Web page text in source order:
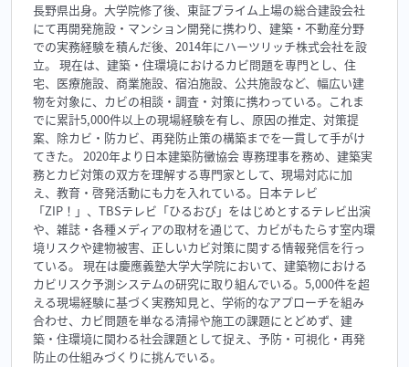
長野県出身。大学院修了後、東証プライム上場の総合建設会社
にて再開発施設・マンション開発に携わり、建築・不動産分野
での実務経験を積んだ後、2014年にハーツリッチ株式会社を設
立。 現在は、建築・住環境におけるカビ問題を専門とし、住
宅、医療施設、商業施設、宿泊施設、公共施設など、幅広い建
物を対象に、カビの相談・調査・対策に携わっている。これま
でに累計5,000件以上の現場経験を有し、原因の推定、対策提
案、除カビ・防カビ、再発防止策の構築までを一貫して手がけ
てきた。 2020年より日本建築防黴協会 専務理事を務め、建築実
務とカビ対策の双方を理解する専門家として、現場対応に加
え、教育・啓発活動にも力を入れている。日本テレビ
「ZIP！」、TBSテレビ「ひるおび」をはじめとするテレビ出演
や、雑誌・各種メディアの取材を通じて、カビがもたらす室内環
境リスクや建物被害、正しいカビ対策に関する情報発信を行っ
ている。 現在は慶應義塾大学大学院において、建築物における
カビリスク予測システムの研究に取り組んでいる。5,000件を超
える現場経験に基づく実務知見と、学術的なアプローチを組み
合わせ、カビ問題を単なる清掃や施工の課題にとどめず、建
築・住環境に関わる社会課題として捉え、予防・可視化・再発
防止の仕組みづくりに挑んでいる。